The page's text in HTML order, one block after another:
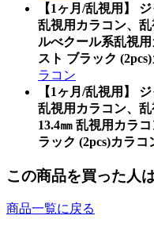
【1ヶ月/乱視用】
乱視用カラコン、
ルべクール系乱視
スト ブラック
ラコン
【1ヶ月/乱視用】
乱視用カラコン、
13.4㎜ 乱視用カラ
ラック (2pcs)カラコ
この商品を買った人
商品一覧に戻る